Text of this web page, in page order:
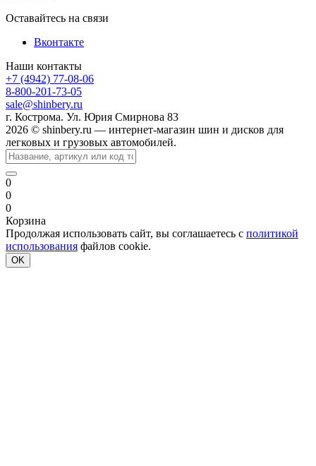
Оставайтесь на связи
Вконтакте
Наши контакты
+7 (4942) 77-08-06
8-800-201-73-05
sale@shinbery.ru
г. Кострома. Ул. Юрия Смирнова 83
2026 © shinbery.ru — интернет-магазин шин и дисков для
легковых и грузовых автомобилей.
0
0
0
Корзина
Продолжая использовать сайт, вы соглашаетесь с политикой
использования файлов cookie.
OK